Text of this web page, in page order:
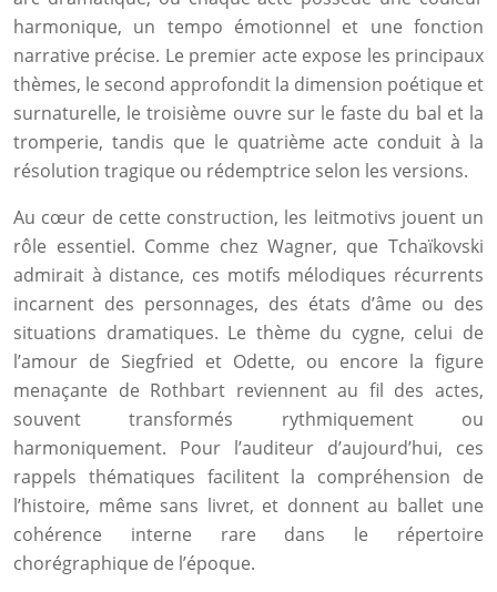
harmonique, un tempo émotionnel et une fonction
narrative précise. Le premier acte expose les principaux
thèmes, le second approfondit la dimension poétique et
surnaturelle, le troisième ouvre sur le faste du bal et la
tromperie, tandis que le quatrième acte conduit à la
résolution tragique ou rédemptrice selon les versions.
Au cœur de cette construction, les leitmotivs jouent un
rôle essentiel. Comme chez Wagner, que Tchaïkovski
admirait à distance, ces motifs mélodiques récurrents
incarnent des personnages, des états d’âme ou des
situations dramatiques. Le thème du cygne, celui de
l’amour de Siegfried et Odette, ou encore la figure
menaçante de Rothbart reviennent au fil des actes,
souvent transformés rythmiquement ou
harmoniquement. Pour l’auditeur d’aujourd’hui, ces
rappels thématiques facilitent la compréhension de
l’histoire, même sans livret, et donnent au ballet une
cohérence interne rare dans le répertoire
chorégraphique de l’époque.